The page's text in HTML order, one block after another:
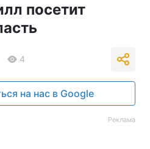
посетит
4
на нас в Google
Реклама